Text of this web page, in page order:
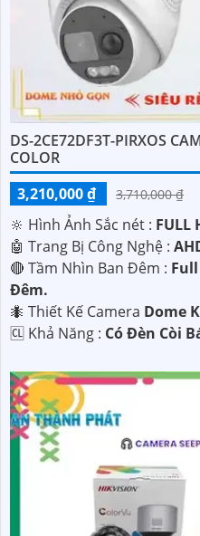
DS-2CE72DF3T-PIRXOS
COLOR
3,210,000 ₫
3,710,000 ₫
🔆 Hình Ảnh Sắc nét : FULL
🤖️ Trang Bị Công Nghệ :
🔴 Tầm Nhìn Ban Đêm :
Đêm.
🐜 Thiết Kế Camera Dome
️🆑 Khả Năng : Có Đèn Còi